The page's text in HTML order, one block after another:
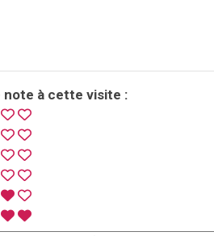
note à cette visite :